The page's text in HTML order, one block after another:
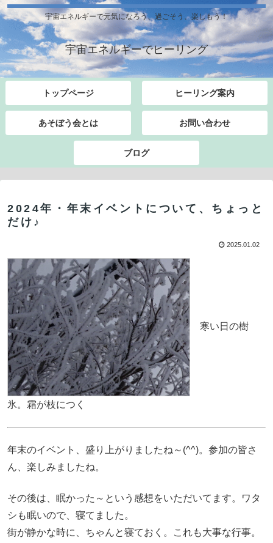
宇宙エネルギーで元気になろう、過ごそう、楽しもう！
宇宙エネルギーでヒーリング
トップページ ヒーリング案内
あそぼう会とは お問い合わせ
ブログ
2024年・年末イベントについて、ちょっと
だけ♪
2025.01.02
寒い日の樹
氷。霜が枝につく
年末のイベント、盛り上がりましたね～(^^)。参加の皆さ
ん、楽しみましたね。
その後は、眠かった～という感想をいただいてます。ワタ
シも眠いので、寝てました。
街が静かな時に、ちゃんと寝ておく。これも大事な行事。